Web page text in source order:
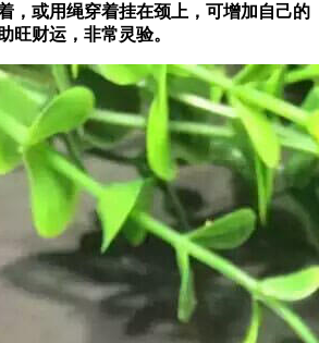
，或用绳穿着挂在颈上，可增加自己的
旺财运，非常灵验。